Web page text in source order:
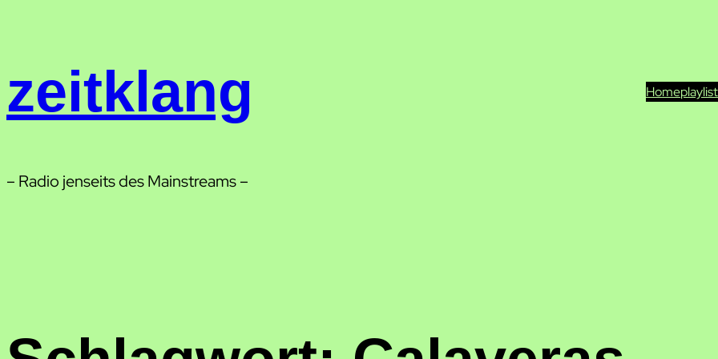
zeitklang Home
– Radio jenseits des Mainstreams –